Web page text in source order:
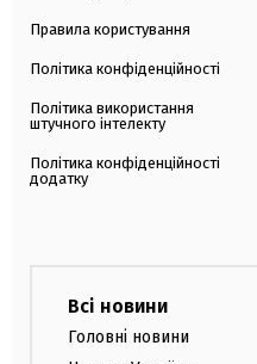
Правила користування
Політика конфіденційності
Політика використання
штучного інтелекту
Політика конфіденційності
додатку
Всі новини
Головні новини